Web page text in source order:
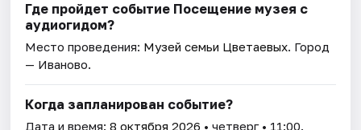
Где пройдет событие Посещение музея с
аудиогидом?
Место проведения: Музей семьи Цветаевых. Город
— Иваново.
Когда запланирован событие?
Дата и время:8 октября 2026 • четверг • 11:00.